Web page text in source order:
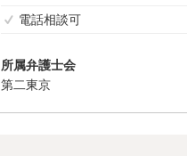
電話相談可
所属弁護士会
第二東京